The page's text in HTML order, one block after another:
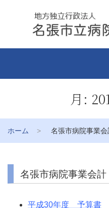
月:
ホーム 名張市病院事業
名張市病院事業会
平成30年度 予算書